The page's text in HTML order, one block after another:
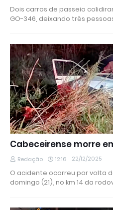
Dois carros de passeio
GO-346, deixando três
Cabeceirense morre
Redação 12:16 22/12/2025
O acidente ocorreu por volta
domingo (21), no km 14 da